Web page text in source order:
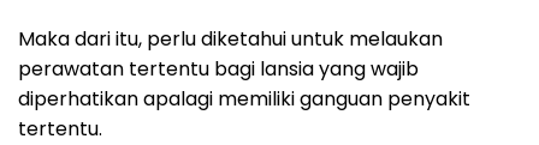
Maka dari itu, perlu diketahui untuk melaukan
perawatan tertentu bagi lansia yang wajib
diperhatikan apalagi memiliki ganguan penyakit
tertentu.